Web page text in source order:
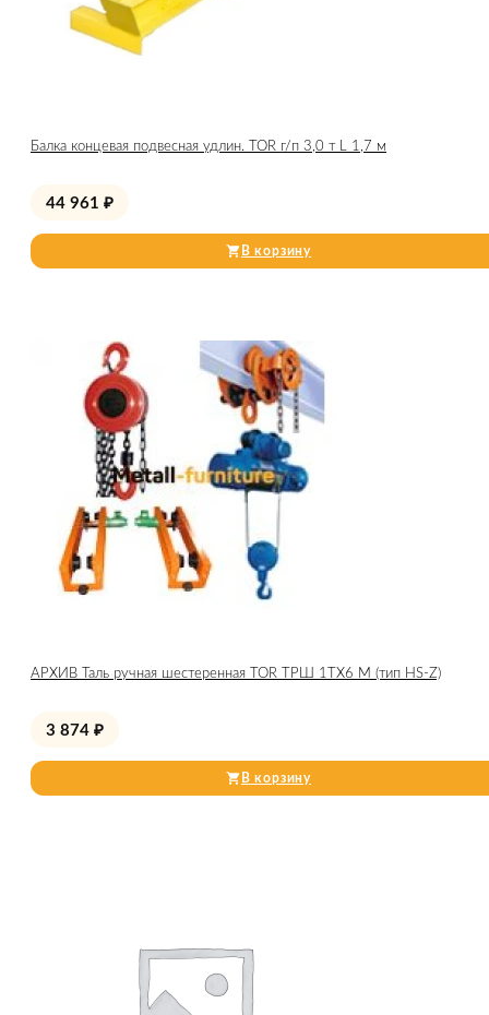
Балка концевая подвесная удлин. TOR г/п 3,0 т L 1,7 м
44 961 ₽
В корзину
АРХИВ Таль ручная шестеренная TOR ТРШ 1ТХ6 М (тип HS-Z)
3 874 ₽
В корзину